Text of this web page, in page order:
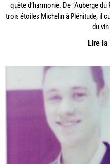
quête d’harmonie. De l’Auberge
trois étoiles Michelin à Plénitude, il
du
Lire la